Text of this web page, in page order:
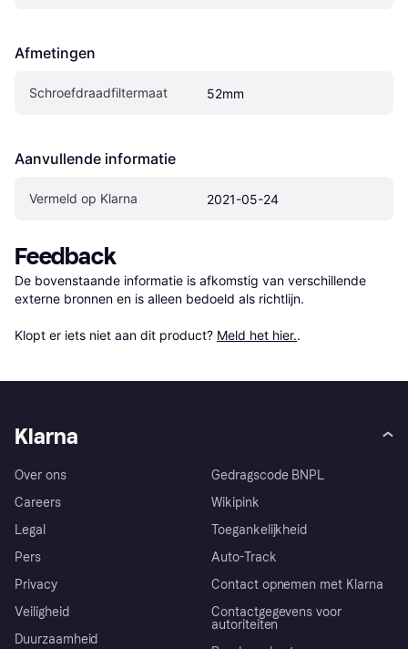
Afmetingen
Schroefdraadfiltermaat 52mm
Aanvullende informatie
Vermeld op Klarna 2021-05-24
Feedback
De bovenstaande informatie is afkomstig van verschillende
externe bronnen en is alleen bedoeld als richtlijn.
Klopt er iets niet aan dit product? Meld het hier..
Klarna
Over ons
Careers
Legal
Pers
Privacy
Veiligheid
Duurzaamheid
Gedragscode BNPL
Wikipink
Toegankelijkheid
Auto-Track
Contact opnemen met Klarna
Contactgegevens voor
autoriteiten